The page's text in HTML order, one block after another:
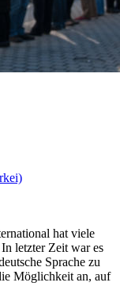
hat viele
letzter Zeit war es
Sprache zu
Möglichkeit an, auf